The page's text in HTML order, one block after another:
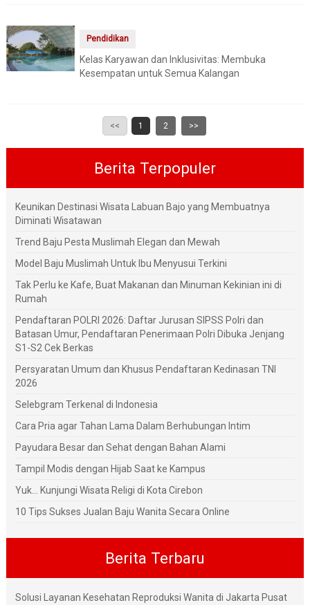
Pendidikan
Kelas Karyawan dan Inklusivitas: Membuka
Kesempatan untuk Semua Kalangan
<< 1 2 >>
Berita Terpopuler
Keunikan Destinasi Wisata Labuan Bajo yang Membuatnya
Diminati Wisatawan
Trend Baju Pesta Muslimah Elegan dan Mewah
Model Baju Muslimah Untuk Ibu Menyusui Terkini
Tak Perlu ke Kafe, Buat Makanan dan Minuman Kekinian ini di
Rumah
Pendaftaran POLRI 2026: Daftar Jurusan SIPSS Polri dan
Batasan Umur, Pendaftaran Penerimaan Polri Dibuka Jenjang
S1-S2 Cek Berkas
Persyaratan Umum dan Khusus Pendaftaran Kedinasan TNI
2026
Selebgram Terkenal di Indonesia
Cara Pria agar Tahan Lama Dalam Berhubungan Intim
Payudara Besar dan Sehat dengan Bahan Alami
Tampil Modis dengan Hijab Saat ke Kampus
Yuk... Kunjungi Wisata Religi di Kota Cirebon
10 Tips Sukses Jualan Baju Wanita Secara Online
Berita Terbaru
Solusi Layanan Kesehatan Reproduksi Wanita di Jakarta Pusat